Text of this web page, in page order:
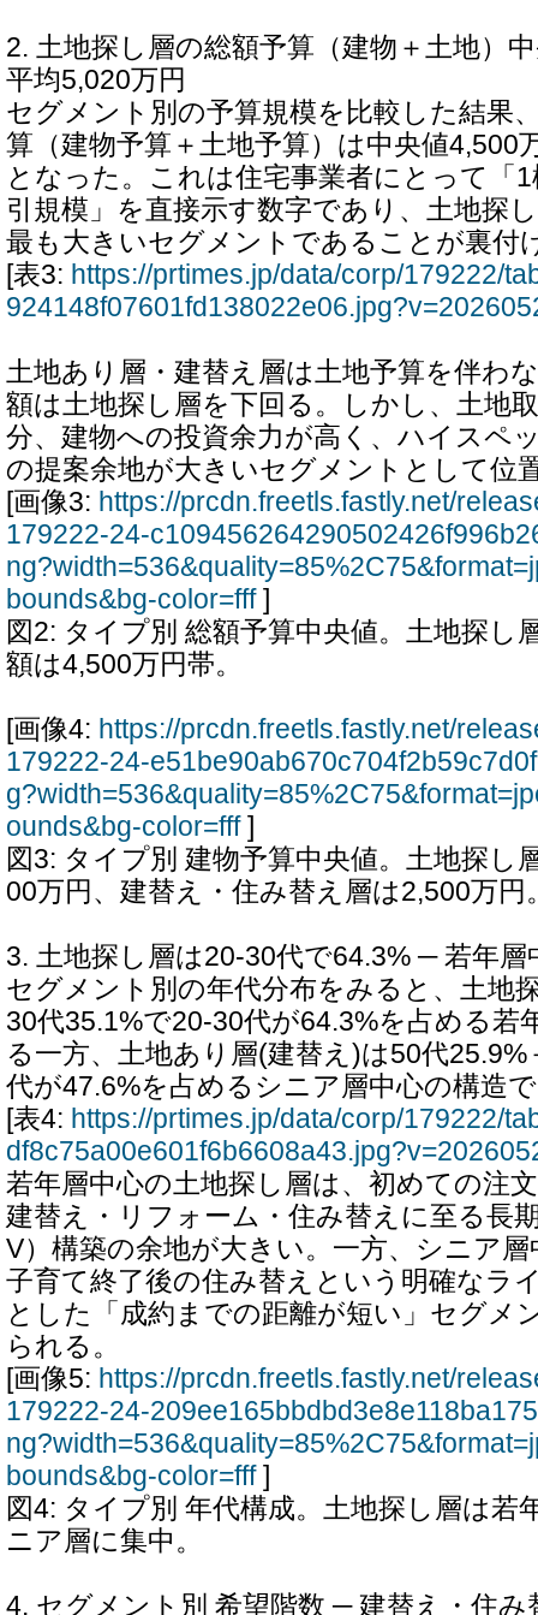
2. 土地探し層の総額予算（建物＋土地）
平均5,020万円
セグメント別の予算規模を比較した結果
算（建物予算＋土地予算）は中央値4,500
となった。これは住宅事業者にとって「
引規模」を直接示す数字であり、土地探
最も大きいセグメントであることが裏付
[表3: https://prtimes.jp/data/corp/179222/
土地あり層・建替え層は土地予算を伴わ
額は土地探し層を下回る。しかし、土地
分、建物への投資余力が高く、ハイスペ
の提案余地が大きいセグメントとして位
[画像3: https://prcdn.freetls.fastly.net/
179222-24-
bounds&bg-color=fff]
図2: タイプ別 総額予算中央値。土地探し
額は4,500万円帯。
[画像4: https://prcdn.freetls.fastly.net/
179222-24-
ounds&bg-color=fff]
図3: タイプ別 建物予算中央値。土地探し
00万円、建替え・住み替え層は2,500万円
3. 土地探し層は20-30代で64.3% ─ 若年層
セグメント別の年代分布をみると、土地
30代35.1%で20-30代が64.3%を占める若
る一方、土地あり層(建替え)は50代
代が47.6%を占めるシニア層中心の構造
[表4: https://prtimes.jp/data/corp/179222/
若年層中心の土地探し層は、初めての注
建替え・リフォーム・住み替えに至る長
V）構築の余地が大きい。一方、シニア
子育て終了後の住み替えという明確なラ
とした「成約までの距離が短い」セグメ
られる。
[画像5: https://prcdn.freetls.fastly.net/
179222-24-
bounds&bg-color=fff]
図4: タイプ別 年代構成。土地探し層は若
ニア層に集中。
4. セグメント別 希望階数 ─ 建替え・住み